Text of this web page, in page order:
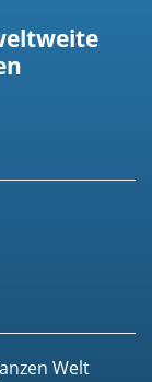
Welt